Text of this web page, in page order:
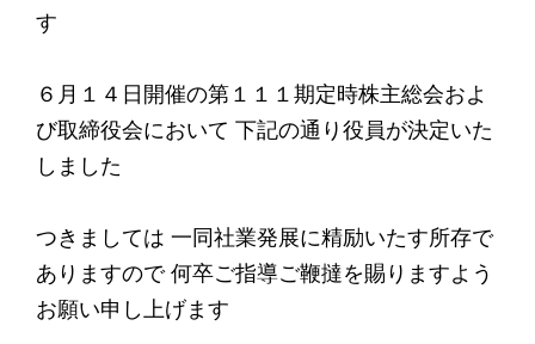
す
６月１４日開催の第１１１期定時株主総会およ
び取締役会において 下記の通り役員が決定いた
しました
つきましては 一同社業発展に精励いたす所存で
ありますので 何卒ご指導ご鞭撻を賜りますよう
お願い申し上げます